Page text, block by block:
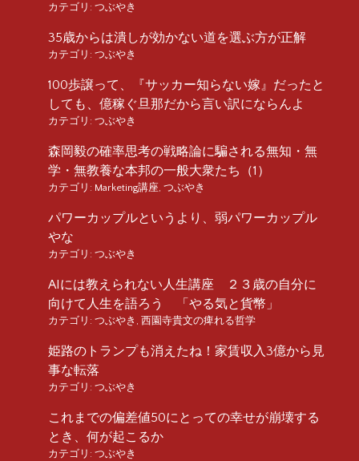
カテゴリ: つぶやき
35歳からは潰しが効かない道を選ぶ方が正解
カテゴリ: つぶやき
100歩譲って、『サッカー知らない嫁』だったと
しても、億稼ぐ旦那だから言い訳にならんよ
カテゴリ: つぶやき
森岡毅の確率思考の戦略論に騙される無知・無
学・無教養な本邦の一般大衆たち（1）
カテゴリ: Marketing講座 つぶやき
パワーカップルというより、弱パワーカップル
やな
カテゴリ: つぶやき
AIには教えられない人生講座 ２３歳の自分に
向けて人生を語ろう 「やる気と貨幣」
カテゴリ: つぶやき 西園寺貴文の痺れる哲学
姫路のトランプも消えたね！家賃収入3億から見
事な転落
カテゴリ: つぶやき
これまでの偏差値50にとっての幸せが崩壊する
とき、何が起こるか
カテゴリ: つぶやき